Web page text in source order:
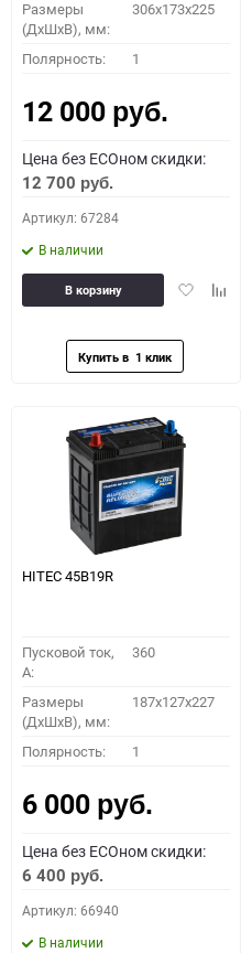
Размеры
(ДхШхВ), мм:
306x173x225
Полярность: 1
12 000 руб.
Цена без ECOном скидки:
12 700 руб.
Артикул: 67284
В наличии
Добавить
В корзину
HITEC 45B19R
Пусковой ток,
A:
360
Размеры
(ДхШхВ), мм:
187x127x227
Полярность: 1
6 000 руб.
Цена без ECOном скидки:
6 400 руб.
Артикул: 66940
В наличии